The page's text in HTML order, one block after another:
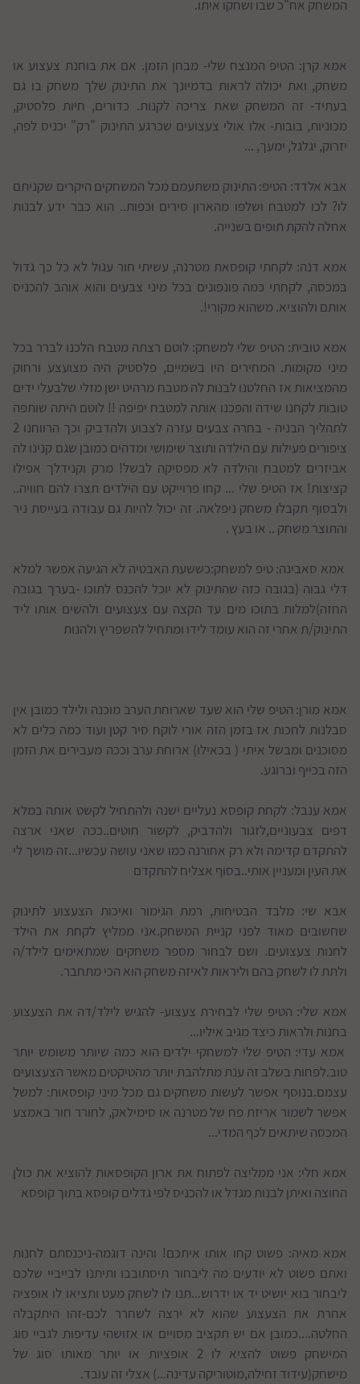
המשחק אח"כ שבו ושחקו איתו.
אמא קרן: הטיפ המנצח שלי- מבחן הזמן. אם את בוחנת צעצוע או
משחק, ואת יכולה לראות בדמיונך את התינוק שלך משחק בו גם
בעתיד- זה המשחק שאת צריכה לקנות. כדורים, חיות פלסטיק,
מכוניות, בובות- אלו אולי צעצועים שכרגע התינוק "רק" יכניס לפה,
יזרוק, יגלגל, ימעך, ...
אבא אלדד: הטיפ: התינוק משתעמם מכל המשחקים היקרים שקניתם
לו? לכו למטבח ושלפו מהארון סירים וכפות.. הוא כבר ידע לבנות
אחלה להקת תופים בשנייה.
אמא דנה: לקחתי קופסאת מטרנה, עשיתי חור עגול לא כל כך גדול
במכסה, לקחתי כמה פונפונים בכל מיני צבעים והוא אוהב להכניס
אותם ולהוציא. משהוא מקורי!.
אמא טובית: הטיפ שלי למשחק: לוטם רצתה מטבח הלכנו לברר בכל
מיני מקומות. המחירים היו בשמיים, פלסטיק היה מצועצע ורחוק
מהמציאות אז החלטנו לבנות לה מטבח מרהיט ישן מזלי שלבעלי ידים
טובות לקחנו שידה והפכנו אותה למטבח יפיפה !! לוטם היתה שותפה
לתהליך הבניה - בחרה צבעים עזרה לצבוע ולהדביק וכך הרווחנו 2
ציפורים פעילות עם הילדה ותוצר שימושי ומדהים כמובן שגם קנינו לה
אביזרים למטבח והילדה לא מפסיקה לבשל! מרק וקנידלך אפילו
קציצות! אז הטיפ שלי ... קחו פרוייקט עם הילדים תצרו להם חוויה..
ולבסוף תקבלו משחק ניפלאה. זה יכול להיות גם עבודה בעייסת ניר
והתוצר משחק .. או בעץ .
אמא סאבינה: טיפ למשחק:כששעת האבטיה לא הגיעה אפשר למלא
דלי גבוה (בגובה כזה שהתינוק לא יוכל להכנס לתוכו -בערך בגובה
החזה)למלות בתוכו מים עד הקצה עם צעצועים ולהשים אותו ליד
התינוק/ת אחרי זה הוא עומד לידו ומתחיל להשפריץ ולהנות
אמא מורן: הטיפ שלי הוא שעד שארוחת הערב מוכנה ולילד כמובן אין
סבלנות לחכות אז בזמן הזה אורי לוקח סיר קטן ועוד כמה כלים לא
מסוכנים ומבשל איתי ( בכאילו) ארוחת ערב וככה מעבירים את הזמן
הזה בכייף וברוגע.
אמא ענבל: לקחת קופסא נעליים ישנה ולהתחיל לקשט אותה במלא
דפים צבעוניים,לזגור ולהדביק, לקשור חוטים..ככה שאני ארצה
להתקדם קדימה ולא רק אחורנה כמו שאני עושה עכשיו...זה מושך לי
את העין ומעניין אותי..בסוף אצליח להתקדם
אבא שי: מלבד הבטיחות, רמת הגימור ואיכות הצעצוע לתינוק
שחשובים מאוד לפני קניית המשחק.אני ממליץ לקחת את הילד
לחנות צעצועים. ושם לבחור מספר משחקים שמתאימים לילד/ה
ולתת לו לשחק בהם וליראות לאיזה משחק הוא הכי מתחבר.
אמא שלי: הטיפ שלי לבחירת צעצוע- להגיש לילד/דה את הצעצוע
בחנות ולראות כיצד מגיב איליו...
אמא עדי: הטיפ שלי למשחקי ילדים הוא כמה שיותר משומש יותר
טוב.לפחות בשלב זה ענת מתלהבת יותר מהטיקטים מאשר הצעצועים
עצמם.בנוסף אפשר לעשות משחקים גם מכל מיני קופסאות: למשל
אפשר לשמור אריזת פח של מטרנה או סימילאק, לחורר חור באמצע
המכסה שיתאים לכף המדי...
אמא חלי: אני ממליצה לפתוח את ארון הקופסאות להוציא את כולן
החוצה ואיתן לבנות מגדל או להכניס לפי גדלים קופסא בתוך קופסא
אמא מאיה: פשוט קחו אותו איתכם! והינה דוגמה-ניכנסתם לחנות
ואתם פשוט לא יודעים מה ליבחור תיסתובבו ותיתנו לבייביי שלכם
ליבחור בוא יושיט יד או ידרוש...תנו לו לשחק מעט ותציאו לו אופציה
אחרת את הצעצוע שהוא לא ירצה לשחרר לכם-זהו היתקבלה
החלטה....כמובן אם יש תקציב מסויים או אזושהי עדיפות לגביי סוג
המישחק פשוט להציא לו 2 אופציות או יותר מאותו סוג של
מישחק(עידוד זחילה,מוטוריקה עדינה...) אצלי זה עובד.